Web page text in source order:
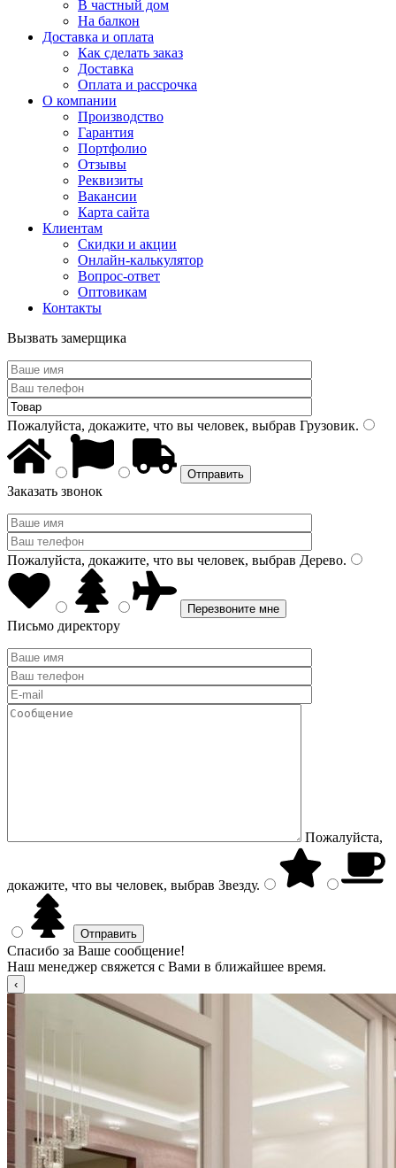
В частный дом
На балкон
Доставка и оплата
Как сделать заказ
Доставка
Оплата и рассрочка
О компании
Производство
Гарантия
Портфолио
Отзывы
Реквизиты
Вакансии
Карта сайта
Клиентам
Скидки и акции
Онлайн-калькулятор
Вопрос-ответ
Оптовикам
Контакты
Вызвать замерщика
Пожалуйста, докажите, что вы человек, выбрав Грузовик.
Заказать звонок
Пожалуйста, докажите, что вы человек, выбрав Дерево.
Письмо директору
Пожалуйста,
докажите, что вы человек, выбрав Звезду.
Спасибо за Ваше сообщение!
Наш менеджер свяжется с Вами в ближайшее время.